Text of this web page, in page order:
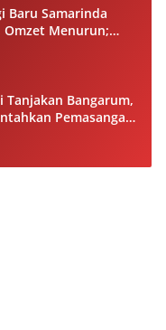
Baru Samarinda
Omzet Menurun;
Distribusi Ruko
Tanjakan Bangarum,
Pemasangan